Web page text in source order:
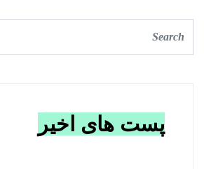
پست های اخیر